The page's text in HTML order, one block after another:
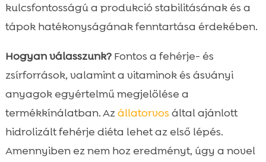
kulcsfontosságú a produkció stabilitásának és a
tápok hatékonyságának fenntartása érdekében.
Hogyan válasszunk?Fontos a fehérje- és
zsírforrások, valamint a vitaminok és ásványi
anyagok egyértelmű megjelölése a
termékkínálatban. Azállatorvos által ajánlott
hidrolizált fehérje diéta lehet az első lépés.
Amennyiben ez nem hoz eredményt, úgy a novel